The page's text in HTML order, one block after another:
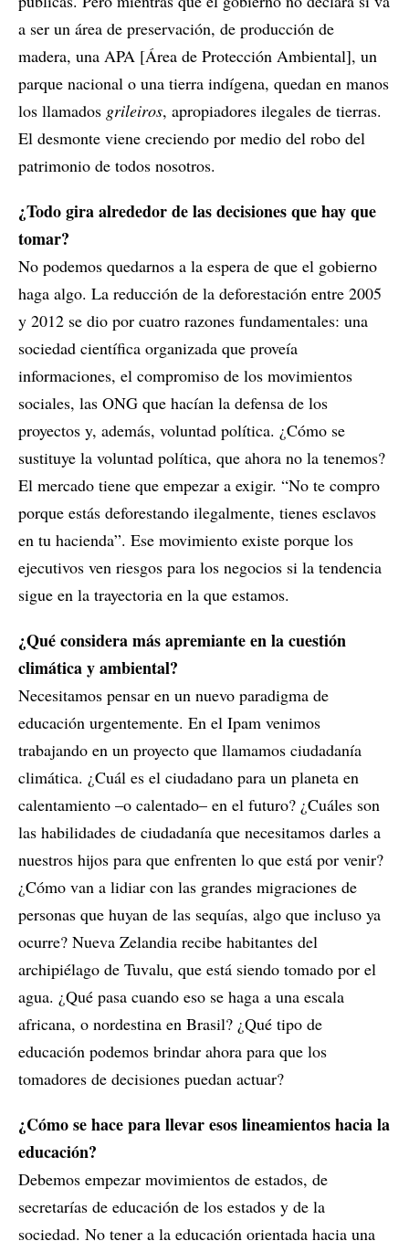
a ser un área de preservación, de producción de
madera, una APA [Área de Protección Ambiental], un
parque nacional o una tierra indígena, quedan en manos
los llamados grileiros, apropiadores ilegales de tierras.
El desmonte viene creciendo por medio del robo del
patrimonio de todos nosotros.
¿Todo gira alrededor de las decisiones que hay que
tomar?
No podemos quedarnos a la espera de que el gobierno
haga algo. La reducción de la deforestación entre 2005
y 2012 se dio por cuatro razones fundamentales: una
sociedad científica organizada que proveía
informaciones, el compromiso de los movimientos
sociales, las ONG que hacían la defensa de los
proyectos y, además, voluntad política. ¿Cómo se
sustituye la voluntad política, que ahora no la tenemos?
El mercado tiene que empezar a exigir. “No te compro
porque estás deforestando ilegalmente, tienes esclavos
en tu hacienda”. Ese movimiento existe porque los
ejecutivos ven riesgos para los negocios si la tendencia
sigue en la trayectoria en la que estamos.
¿Qué considera más apremiante en la cuestión
climática y ambiental?
Necesitamos pensar en un nuevo paradigma de
educación urgentemente. En el Ipam venimos
trabajando en un proyecto que llamamos ciudadanía
climática. ¿Cuál es el ciudadano para un planeta en
calentamiento –o calentado– en el futuro? ¿Cuáles son
las habilidades de ciudadanía que necesitamos darles a
nuestros hijos para que enfrenten lo que está por venir?
¿Cómo van a lidiar con las grandes migraciones de
personas que huyan de las sequías, algo que incluso ya
ocurre? Nueva Zelandia recibe habitantes del
archipiélago de Tuvalu, que está siendo tomado por el
agua. ¿Qué pasa cuando eso se haga a una escala
africana, o nordestina en Brasil? ¿Qué tipo de
educación podemos brindar ahora para que los
tomadores de decisiones puedan actuar?
¿Cómo se hace para llevar esos lineamientos hacia la
educación?
Debemos empezar movimientos de estados, de
secretarías de educación de los estados y de la
sociedad. No tener a la educación orientada hacia una